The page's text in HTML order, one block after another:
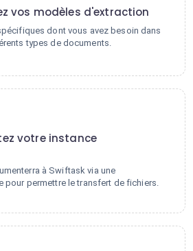
vos modèles d'extraction
dont vous avez besoin dans
types de documents.
votre instance
à Swiftask via une
pour permettre le transfert de fichiers.